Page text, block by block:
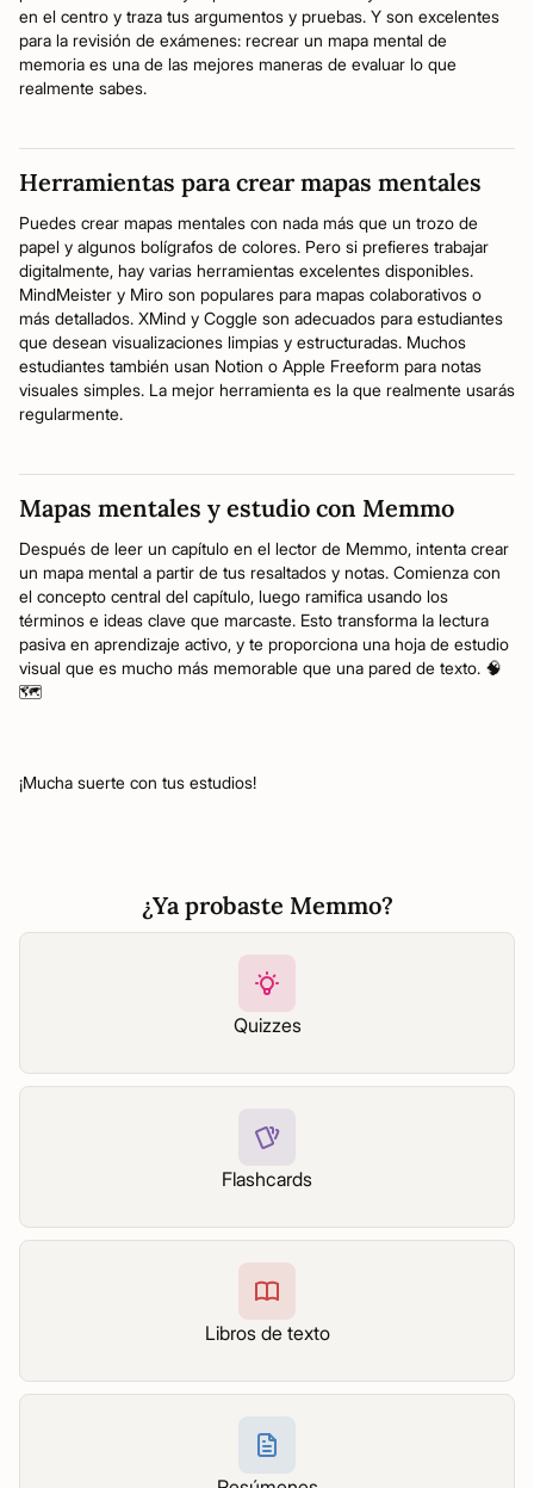
en el centro y traza tus argumentos y pruebas. Y son excelentes
para la revisión de exámenes: recrear un mapa mental de
memoria es una de las mejores maneras de evaluar lo que
realmente sabes.
Herramientas para crear mapas mentales
Puedes crear mapas mentales con nada más que un trozo de
papel y algunos bolígrafos de colores. Pero si prefieres trabajar
digitalmente, hay varias herramientas excelentes disponibles.
MindMeister y Miro son populares para mapas colaborativos o
más detallados. XMind y Coggle son adecuados para estudiantes
que desean visualizaciones limpias y estructuradas. Muchos
estudiantes también usan Notion o Apple Freeform para notas
visuales simples. La mejor herramienta es la que realmente usarás
regularmente.
Mapas mentales y estudio con Memmo
Después de leer un capítulo en el lector de Memmo, intenta crear
un mapa mental a partir de tus resaltados y notas. Comienza con
el concepto central del capítulo, luego ramifica usando los
términos e ideas clave que marcaste. Esto transforma la lectura
pasiva en aprendizaje activo, y te proporciona una hoja de estudio
visual que es mucho más memorable que una pared de texto. 🧠
🗺️
¡Mucha suerte con tus estudios!
¿Ya probaste Memmo?
Quizzes
Flashcards
Libros de texto